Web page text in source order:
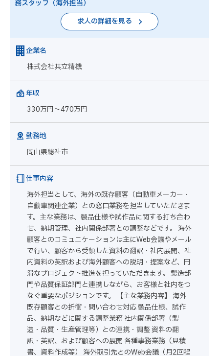
務スタッフ（海外担当）
求人の詳細を見る
企業名
株式会社共立精機
年収
330万円～470万円
勤務地
岡山県総社市
仕事内容
海外担当として、海外の既存顧客（自動車メーカー・
自動車関連企業）との窓口業務を担当していただきま
す。主な業務は、製品仕様や試作品に関する打ち合わ
せ、納期管理、社内関係部署との調整などです。 海外
顧客とのコミュニケーションは主にWeb会議やメール
で行い、顧客から受領した資料の翻訳・社内展開、社
内資料の英訳および海外顧客への説明・提案など、円
滑なプロジェクト推進を担っていただきます。 製造部
門や品質保証部門と連携しながら、お客様と社内をつ
なぐ重要なポジションです。 【主な業務内容】 海外
既存顧客との折衝・問い合わせ対応 製品仕様、試作
品、納期などに関する調整業務 社内関係部署（製
造・品質・生産管理等）との連携・調整 資料の翻
訳・英訳、および顧客への展開 各種事務業務（見積
書、資料作成等） 海外取引先とのWeb会議（月2回程